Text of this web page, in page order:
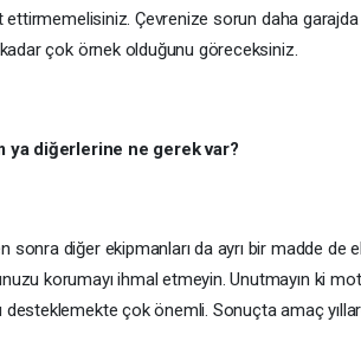
Çevrenize sorun daha
kadar çok örnek olduğunu göreceksiniz.
ya diğerlerine ne gerek var?
sonra diğer ekipmanları da ayrı bir madde de
korumayı ihmal etmeyin. Unutmayın ki
çok önemli. Sonuçta amaç